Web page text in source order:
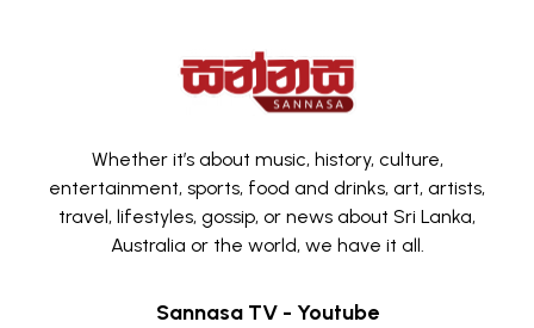
Whether it’s about music, history, culture,
entertainment, sports, food and drinks, art, artists,
travel, lifestyles, gossip, or news about Sri Lanka,
Australia or the world, we have it all.
Sannasa TV - Youtube